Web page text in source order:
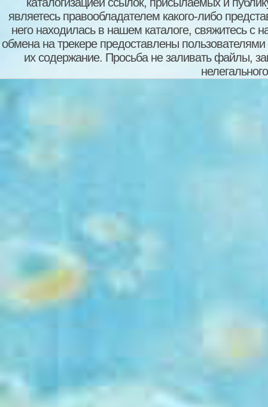
являетесь правообладателем какого-либо
него находилась в нашем каталоге, свяжитесь
обмена на трекере предоставлены пользователями
их содержание. Просьба не заливать файлы,